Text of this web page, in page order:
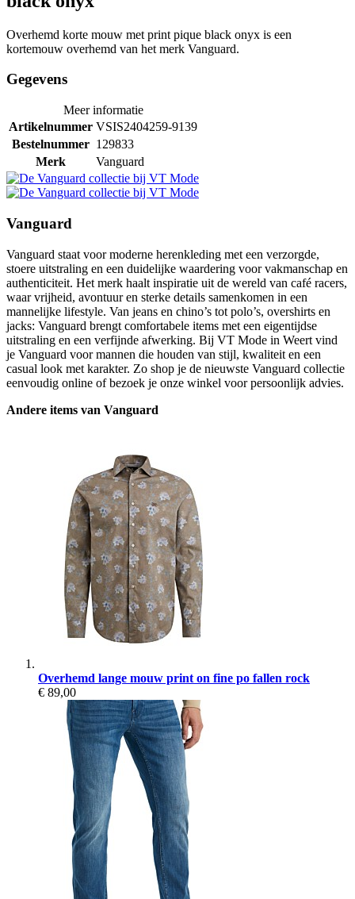
Overhemd korte mouw met print pique black onyx is een
kortemouw overhemd van het merk Vanguard.
Gegevens
Meer informatie
Artikelnummer VSIS2404259-9139
Bestelnummer 129833
Merk
Vanguard
Vanguard
Vanguard staat voor moderne herenkleding met een verzorgde,
stoere uitstraling en een duidelijke waardering voor vakmanschap en
authenticiteit. Het merk haalt inspiratie uit de wereld van café racers,
waar vrijheid, avontuur en sterke details samenkomen in een
mannelijke lifestyle. Van jeans en chino’s tot polo’s, overshirts en
jacks: Vanguard brengt comfortabele items met een eigentijdse
uitstraling en een verfijnde afwerking. Bij VT Mode in Weert vind
je Vanguard voor mannen die houden van stijl, kwaliteit en een
casual look met karakter. Zo shop je de nieuwste Vanguard collectie
eenvoudig online of bezoek je onze winkel voor persoonlijk advies.
Andere items van Vanguard
Overhemd lange mouw print on fine po fallen rock
€ 89,00